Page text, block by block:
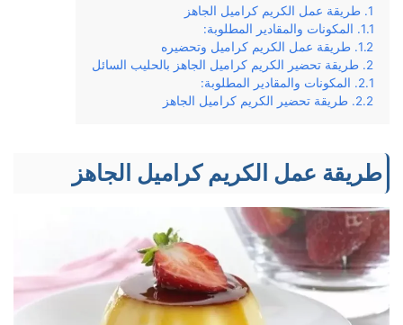
طريقة عمل الكريم كراميل الجاهز
المكونات والمقادير المطلوبة:
طريقة عمل الكريم كراميل وتحضيره
طريقة تحضير الكريم كراميل الجاهز بالحليب السائل
المكونات والمقادير المطلوبة:
طريقة تحضير الكريم كراميل الجاهز
طريقة عمل الكريم كراميل الجاهز